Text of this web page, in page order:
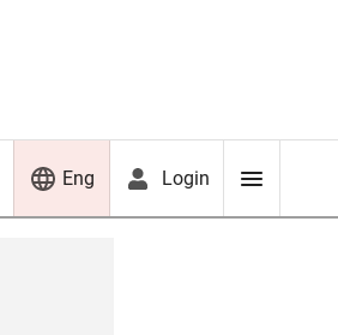
Eng Login